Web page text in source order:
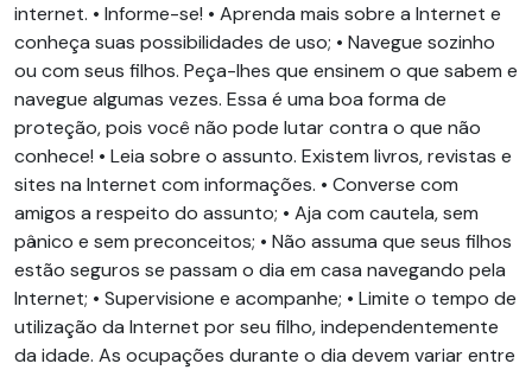
internet. • Informe-se! • Aprenda mais sobre a Internet e
conheça suas possibilidades de uso; • Navegue sozinho
ou com seus filhos. Peça-lhes que ensinem o que sabem e
navegue algumas vezes. Essa é uma boa forma de
proteção, pois você não pode lutar contra o que não
conhece! • Leia sobre o assunto. Existem livros, revistas e
sites na Internet com informações. • Converse com
amigos a respeito do assunto; • Aja com cautela, sem
pânico e sem preconceitos; • Não assuma que seus filhos
estão seguros se passam o dia em casa navegando pela
Internet; • Supervisione e acompanhe; • Limite o tempo de
utilização da Internet por seu filho, independentemente
da idade. As ocupações durante o dia devem variar entre